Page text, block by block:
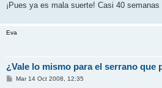
¡Pues ya es mala suerte! Casi 40
Eva
¿Vale lo mismo para el serrano que
MMar 14 Oct 2008, 12:35